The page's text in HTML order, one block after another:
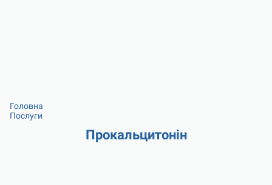
Головна
Послуги
Прокальцитонін